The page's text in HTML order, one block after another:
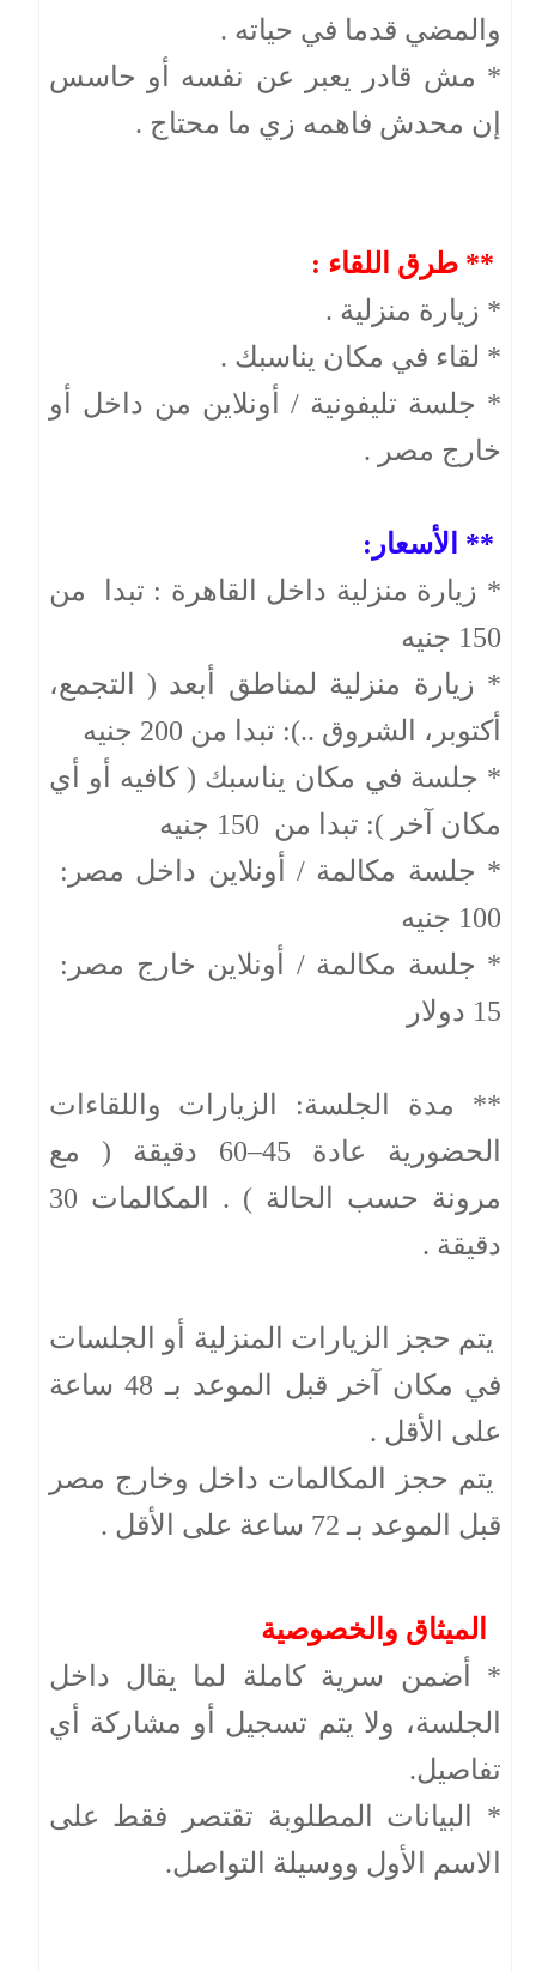
والمضي قدما في حياته .
* مش قادر يعبر عن نفسه أو حاسس
إن محدش فاهمه زي ما محتاج .
** طرق اللقاء :
* زيارة منزلية .
* لقاء في مكان يناسبك .
* جلسة تليفونية / أونلاين من داخل أو
خارج مصر .
** الأسعار:
* زيارة منزلية داخل القاهرة : تبدا من
150 جنيه
* زيارة منزلية لمناطق أبعد ( التجمع،
أكتوبر، الشروق ..): تبدا من 200 جنيه
* جلسة في مكان يناسبك ( كافيه أو أي
مكان آخر ): تبدا من 150 جنيه
* جلسة مكالمة / أونلاين داخل مصر:
100 جنيه
* جلسة مكالمة / أونلاين خارج مصر:
15 دولار
** مدة الجلسة: الزيارات واللقاءات
الحضورية عادة 45–60 دقيقة ( مع
مرونة حسب الحالة ) . المكالمات 30
دقيقة .
يتم حجز الزيارات المنزلية أو الجلسات
في مكان آخر قبل الموعد بـ 48 ساعة
على الأقل .
يتم حجز المكالمات داخل وخارج مصر
قبل الموعد بـ 72 ساعة على الأقل .
الميثاق والخصوصية
* أضمن سرية كاملة لما يقال داخل
الجلسة، ولا يتم تسجيل أو مشاركة أي
تفاصيل.
* البيانات المطلوبة تقتصر فقط على
الاسم الأول ووسيلة التواصل.